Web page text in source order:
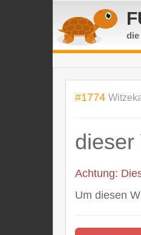
#1774
dieser
Achtung:
Um diesen